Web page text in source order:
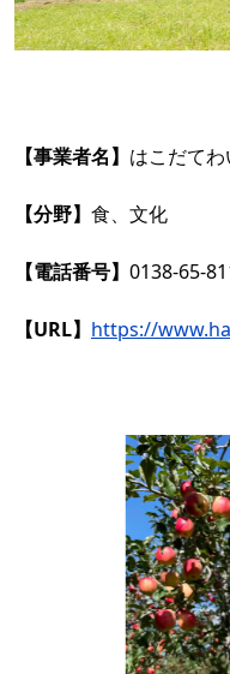
【事業者名】 はこだてわ
【分野】 食、文化
【電話番号】 0138-65-
【URL】 https://